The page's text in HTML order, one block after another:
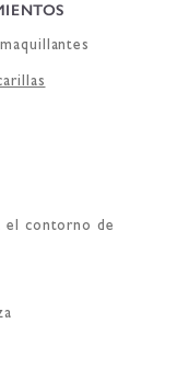
el contorno de